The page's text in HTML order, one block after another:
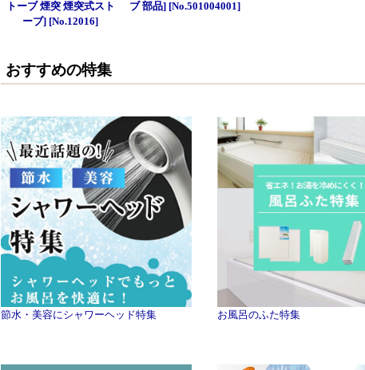
トーブ 煙突 煙突式スト
ーブ] [No.12016]
ブ 部品] [No.501004001]
おすすめの特集
節水・美容にシャワーヘッド特集 お風呂のふた特集